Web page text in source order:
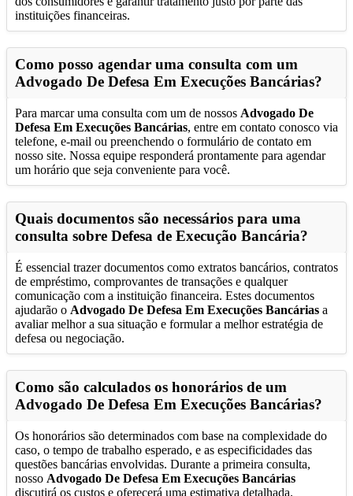
instituições financeiras.
Como posso agendar uma consulta com um
Advogado De Defesa Em Execuções Bancárias?
Para marcar uma consulta com um de nossos Advogado De
Defesa Em Execuções Bancárias, entre em contato conosco via
telefone, e-mail ou preenchendo o formulário de contato em
nosso site. Nossa equipe responderá prontamente para agendar
um horário que seja conveniente para você.
Quais documentos são necessários para uma
consulta sobre Defesa de Execução Bancária?
É essencial trazer documentos como extratos bancários, contratos
de empréstimo, comprovantes de transações e qualquer
comunicação com a instituição financeira. Estes documentos
ajudarão o Advogado De Defesa Em Execuções Bancárias a
avaliar melhor a sua situação e formular a melhor estratégia de
defesa ou negociação.
Como são calculados os honorários de um
Advogado De Defesa Em Execuções Bancárias?
Os honorários são determinados com base na complexidade do
caso, o tempo de trabalho esperado, e as especificidades das
questões bancárias envolvidas. Durante a primeira consulta,
nosso Advogado De Defesa Em Execuções Bancárias
discutirá os custos e oferecerá uma estimativa detalhada.